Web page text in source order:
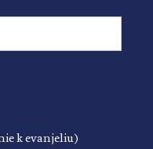
k evanjeliu)